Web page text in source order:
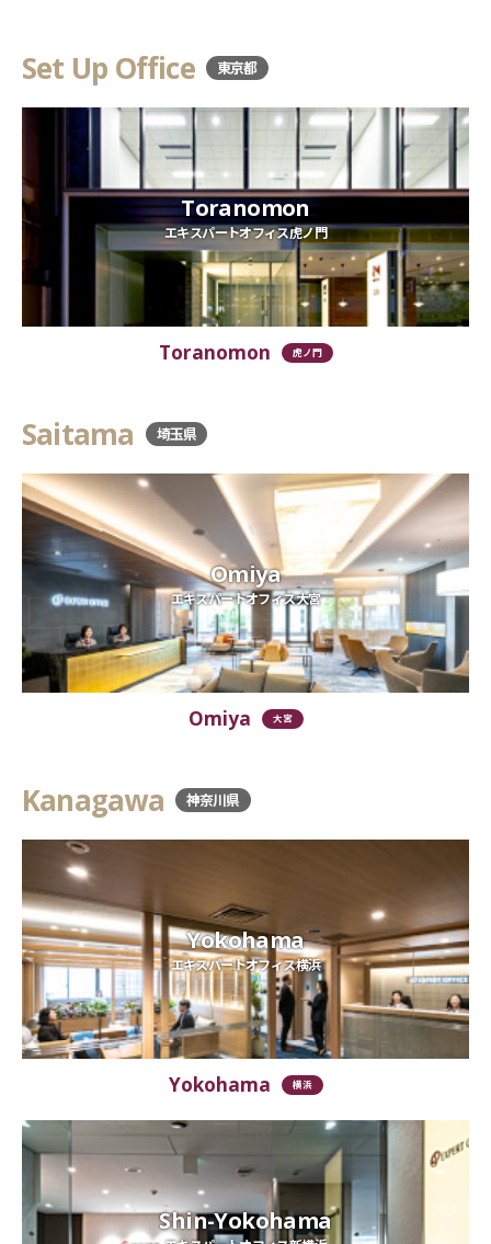
Set Up Office 東京都
Toranomon
エキスパートオフィス虎ノ門
Toranomon 虎ノ門
Saitama 埼玉県
Omiya
エキスパートオフィス大宮
Omiya 大宮
Kanagawa 神奈川県
Yokohama
エキスパートオフィス横浜
Yokohama 横浜
Shin-Yokohama